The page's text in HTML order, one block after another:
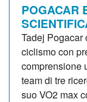
POGACAR
Tadej Pogacar
ciclismo con
comprensione
team di tre
suo VO2 max